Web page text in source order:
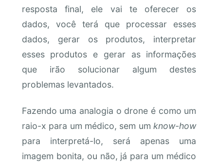
resposta final, ele vai te oferecer os
dados, você terá que processar esses
dados, gerar os produtos, interpretar
esses produtos e gerar as informações
que irão solucionar algum destes
problemas levantados.
Fazendo uma analogia o drone é como um
raio-x para um médico, sem umknow-how
para interpretá-lo, será apenas uma
imagem bonita, ou não, já para um médico